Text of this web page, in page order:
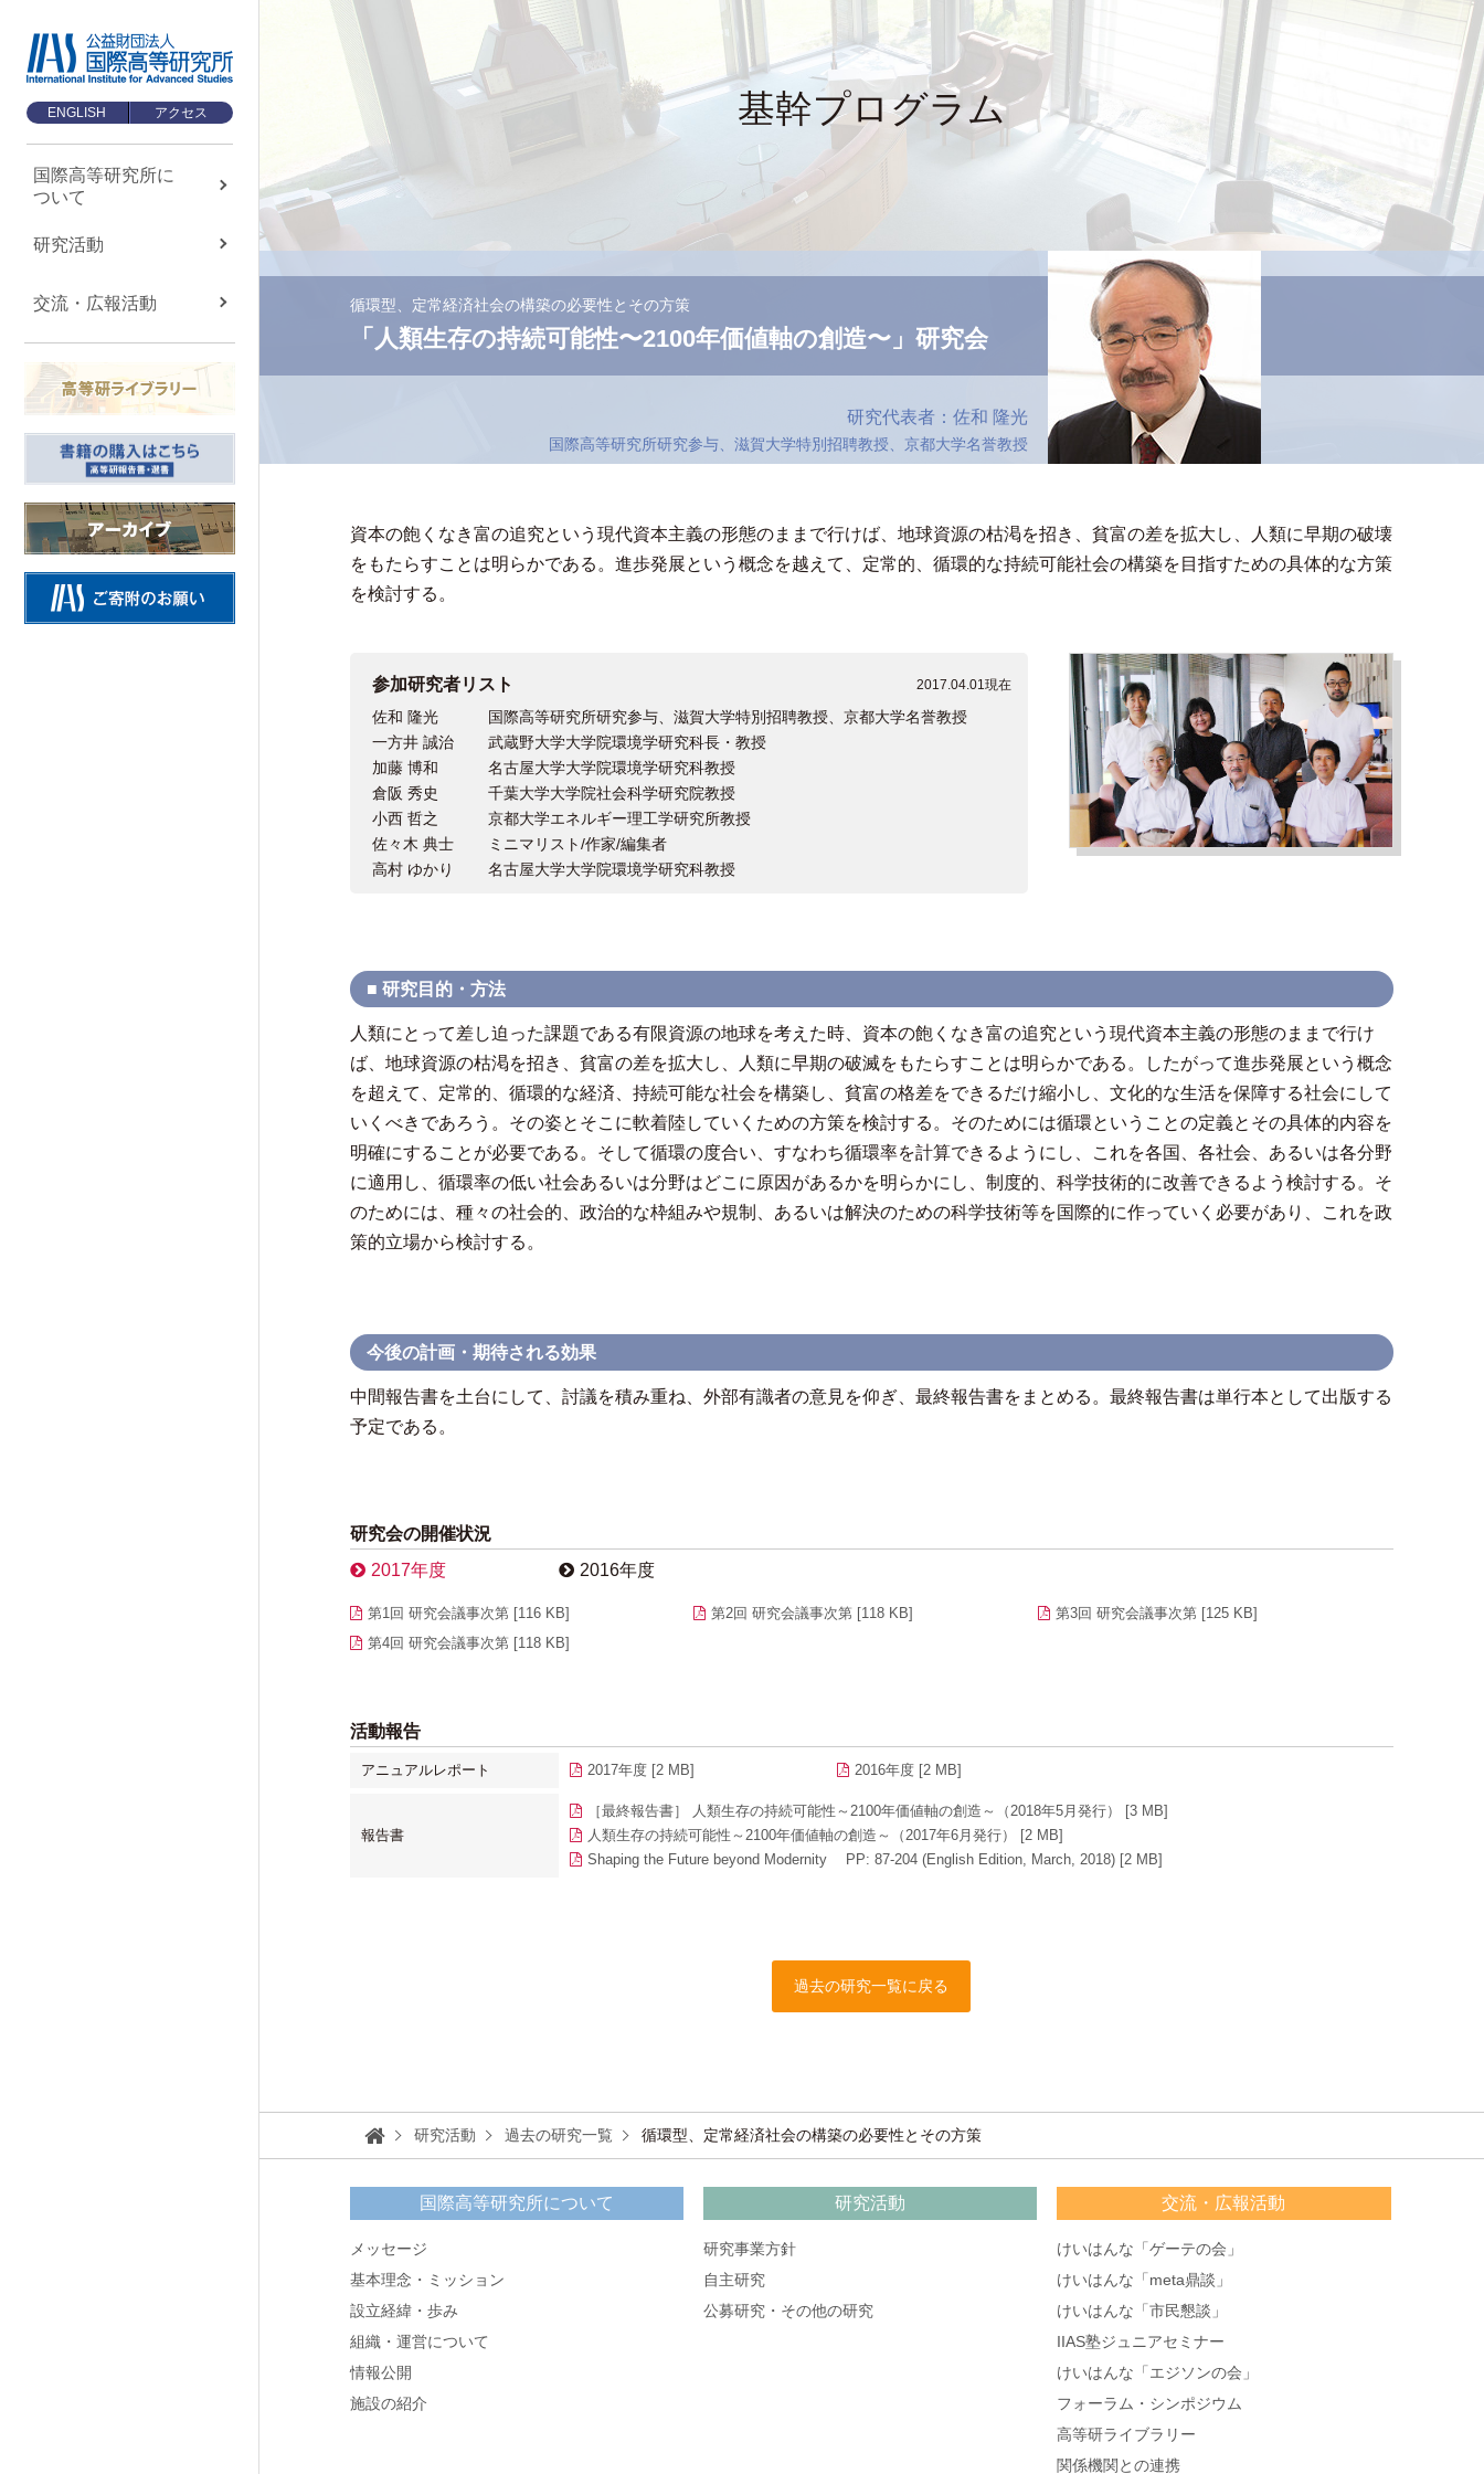
ENGLISH アクセス
国際高等研究所に
ついて
研究活動
交流・広報活動
国際高等研究所に
ついて
TOP
基本理念・ミッション
設立経緯・歩み
組織・運営について
情報公開
基幹プログラム
循環型、定常経済社会の構築の必要性とその方策
「人類生存の持続可能性〜2100年価値軸の創造〜」研究会
研究代表者：佐和 隆光
国際高等研究所研究参与、滋賀大学特別招聘教授、京都大学名誉教授
資本の飽くなき富の追究という現代資本主義の形態のままで行けば、地球資源の枯渇を招き、貧富の差を拡大し、人類に早期の破壊
をもたらすことは明らかである。進歩発展という概念を越えて、定常的、循環的な持続可能社会の構築を目指すための具体的な方策
を検討する。
参加研究者リスト 2017.04.01現在
佐和 隆光
国際高等研究所研究参与、滋賀大学特別招聘教授、京都大学名誉教授
一方井 誠治
武蔵野大学大学院環境学研究科長・教授
加藤 博和
名古屋大学大学院環境学研究科教授
倉阪 秀史
千葉大学大学院社会科学研究院教授
小西 哲之
京都大学エネルギー理工学研究所教授
佐々木 典士
ミニマリスト/作家/編集者
高村 ゆかり
名古屋大学大学院環境学研究科教授
■ 研究目的・方法
人類にとって差し迫った課題である有限資源の地球を考えた時、資本の飽くなき富の追究という現代資本主義の形態のままで行け
ば、地球資源の枯渇を招き、貧富の差を拡大し、人類に早期の破滅をもたらすことは明らかである。したがって進歩発展という概念
を超えて、定常的、循環的な経済、持続可能な社会を構築し、貧富の格差をできるだけ縮小し、文化的な生活を保障する社会にして
いくべきであろう。その姿とそこに軟着陸していくための方策を検討する。そのためには循環ということの定義とその具体的内容を
明確にすることが必要である。そして循環の度合い、すなわち循環率を計算できるようにし、これを各国、各社会、あるいは各分野
に適用し、循環率の低い社会あるいは分野はどこに原因があるかを明らかにし、制度的、科学技術的に改善できるよう検討する。そ
のためには、種々の社会的、政治的な枠組みや規制、あるいは解決のための科学技術等を国際的に作っていく必要があり、これを政
策的立場から検討する。
今後の計画・期待される効果
中間報告書を土台にして、討議を積み重ね、外部有識者の意見を仰ぎ、最終報告書をまとめる。最終報告書は単行本として出版する
予定である。
研究会の開催状況
2017年度
2016年度
第1回 研究会議事次第 [116 KB] 第2回 研究会議事次第 [118 KB]
第3回 研究会議事次第 [125 KB]
第4回 研究会議事次第 [118 KB]
活動報告
アニュアルレポート 2017年度 [2 MB] 2016年度 [2 MB]
報告書
［最終報告書］ 人類生存の持続可能性～2100年価値軸の創造～（2018年5月発行） [3 MB]
人類生存の持続可能性～2100年価値軸の創造～（2017年6月発行） [2 MB]
Shaping the Future beyond Modernity PP: 87-204 (English Edition, March, 2018) [2 MB]
過去の研究一覧に戻る
研究活動 過去の研究一覧 循環型、定常経済社会の構築の必要性とその方策
国際高等研究所について
メッセージ
基本理念・ミッション
設立経緯・歩み
組織・運営について
情報公開
施設の紹介
研究活動
研究事業方針
自主研究
公募研究・その他の研究
交流・広報活動
けいはんな「ゲーテの会」
けいはんな「meta鼎談」
けいはんな「市民懇談」
IIAS塾ジュニアセミナー
けいはんな「エジソンの会」
フォーラム・シンポジウム
高等研ライブラリー
関係機関との連携